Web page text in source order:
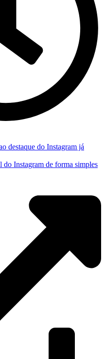
destaque do Instagram já
Instagram de forma simples